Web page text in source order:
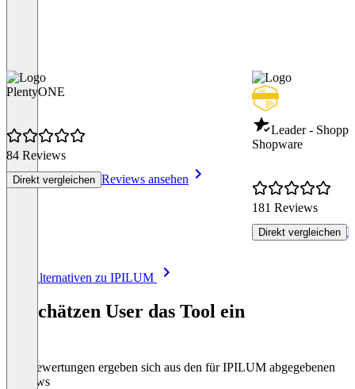
PlentyONE
84 Reviews
Direkt vergleichen Reviews ansehen
Leader -
Shopware
181 Reviews
Direkt vergleichen
Alle Alternativen zu IPILUM
So schätzen User das Tool ein
Die Bewertungen ergeben sich aus den für IPILUM abgegebenen
Reviews